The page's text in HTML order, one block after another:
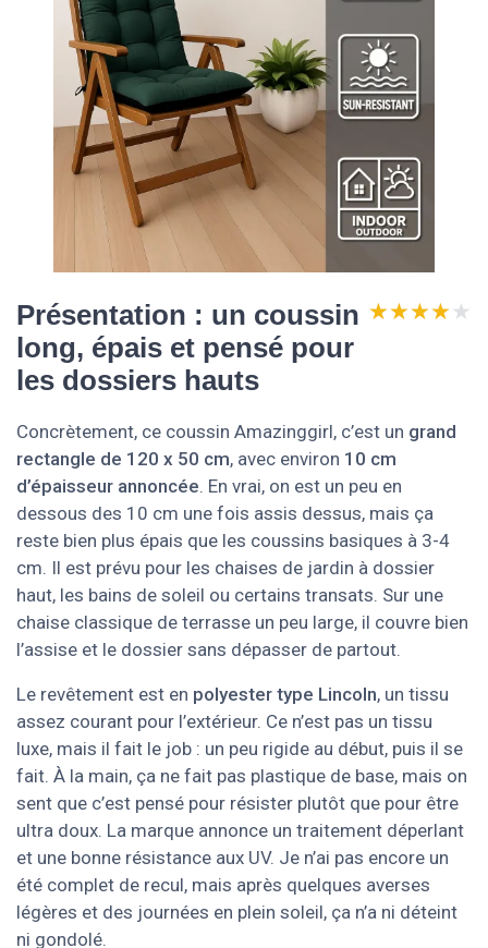
Présentation : un coussin
long, épais et pensé pour
les dossiers hauts
★★★★★
★★★★★
Concrètement, ce coussin Amazinggirl, c’est un grand
rectangle de 120 x 50 cm, avec environ 10 cm
d’épaisseur annoncée. En vrai, on est un peu en
dessous des 10 cm une fois assis dessus, mais ça
reste bien plus épais que les coussins basiques à 3-4
cm. Il est prévu pour les chaises de jardin à dossier
haut, les bains de soleil ou certains transats. Sur une
chaise classique de terrasse un peu large, il couvre bien
l’assise et le dossier sans dépasser de partout.
Le revêtement est en polyester type Lincoln, un tissu
assez courant pour l’extérieur. Ce n’est pas un tissu
luxe, mais il fait le job : un peu rigide au début, puis il se
fait. À la main, ça ne fait pas plastique de base, mais on
sent que c’est pensé pour résister plutôt que pour être
ultra doux. La marque annonce un traitement déperlant
et une bonne résistance aux UV. Je n’ai pas encore un
été complet de recul, mais après quelques averses
légères et des journées en plein soleil, ça n’a ni déteint
ni gondolé.